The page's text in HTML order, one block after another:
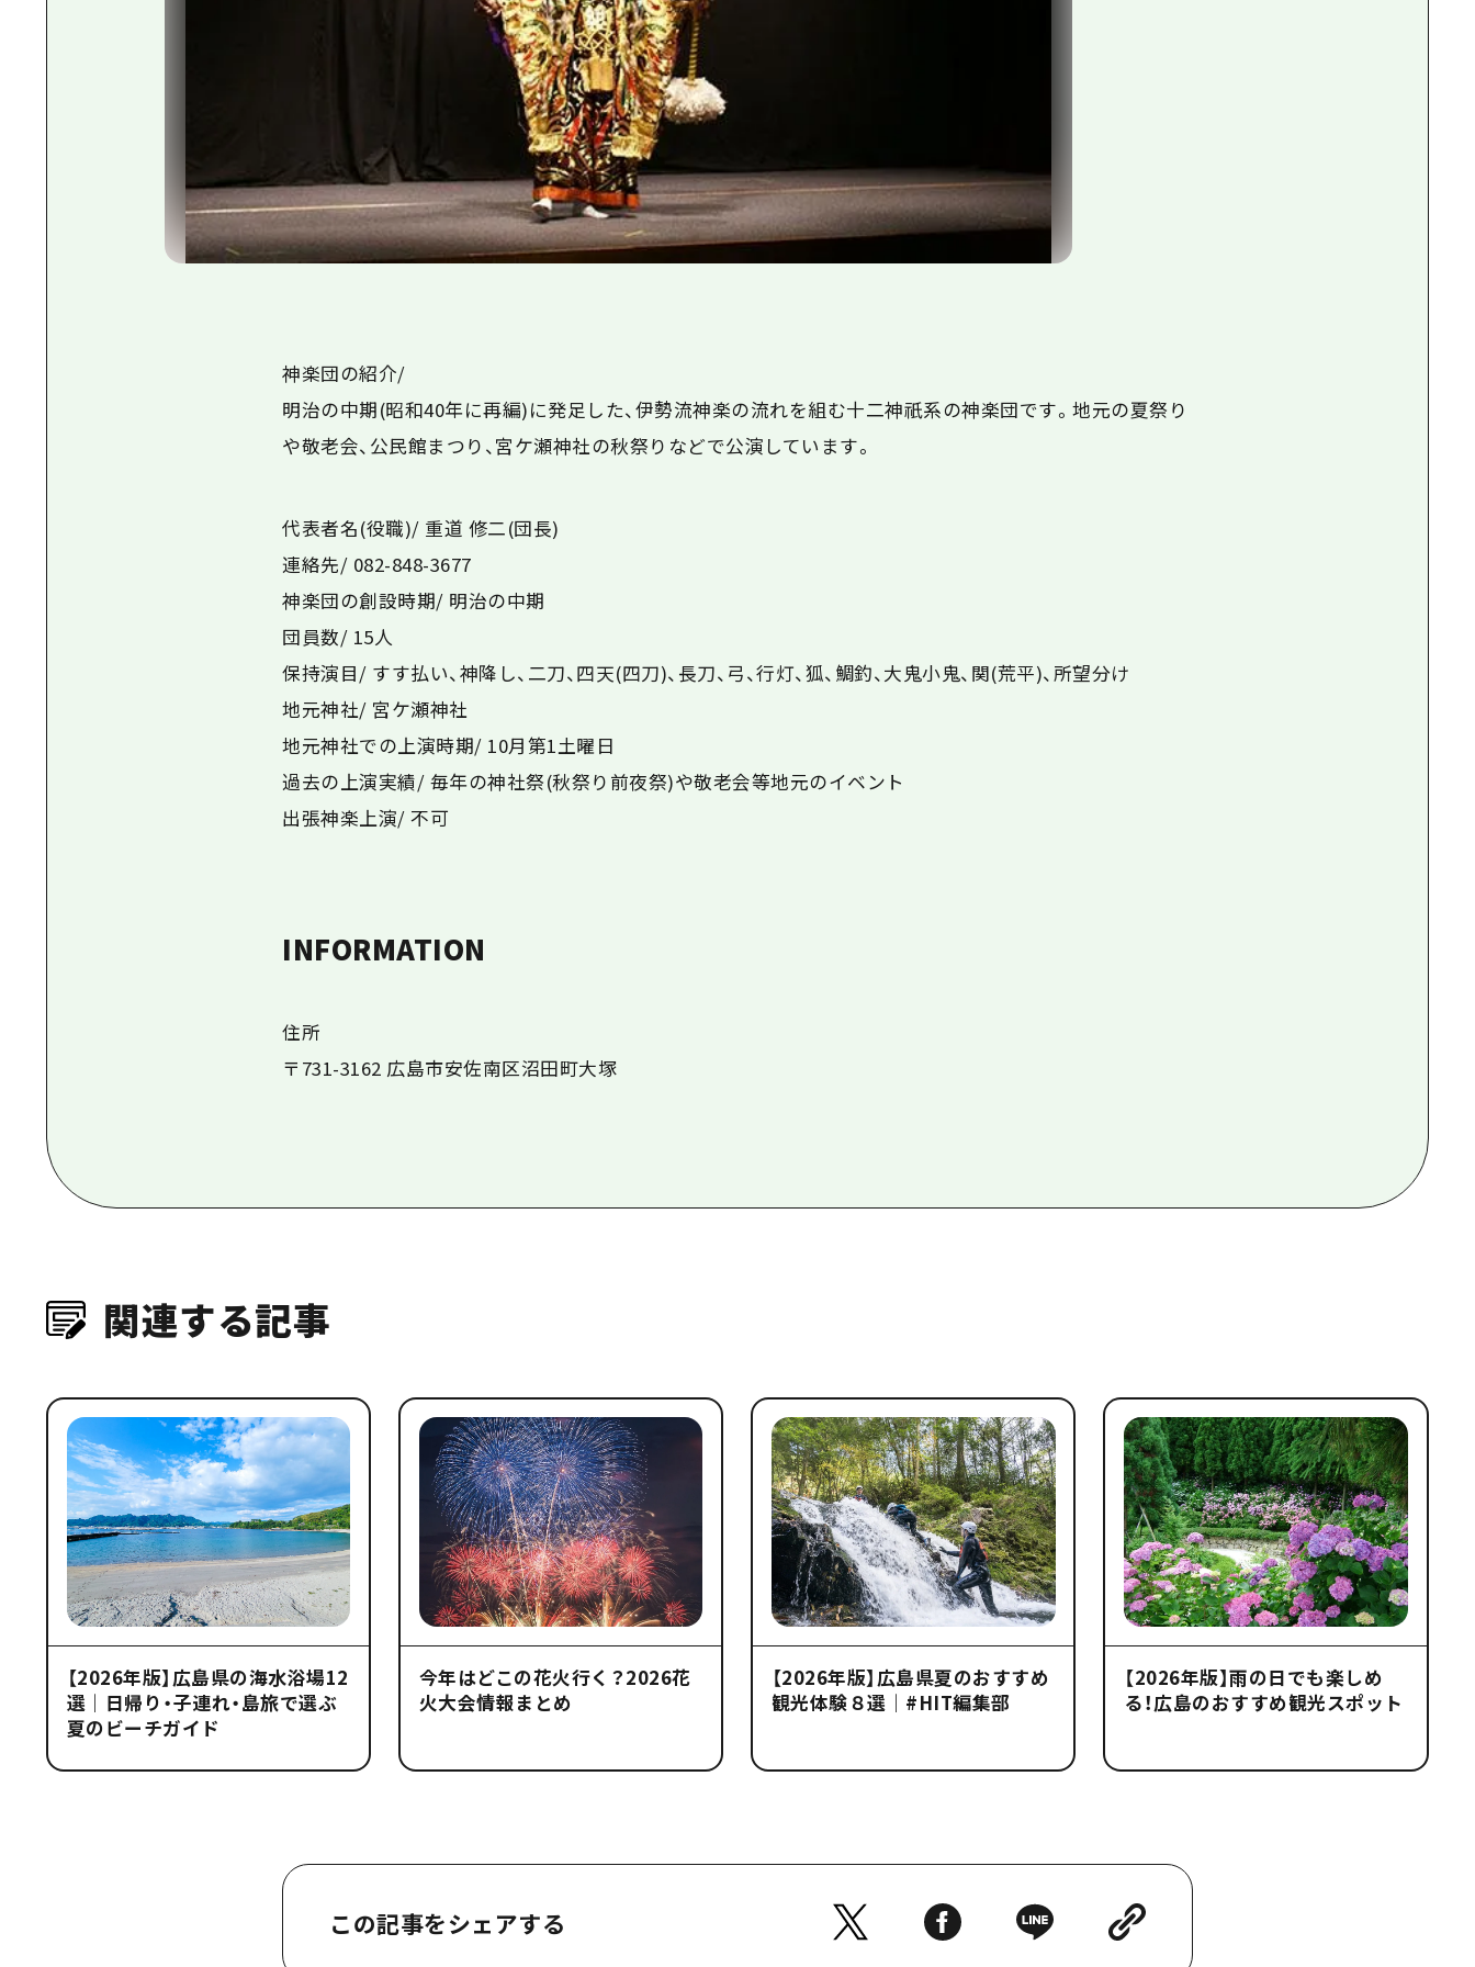
神楽団の紹介/
明治の中期(昭和40年に再編)に発足した、伊勢流神楽の流れを組む十二神祇系の神楽団です。地元の夏祭り
や敬老会、公民館まつり、宮ケ瀬神社の秋祭りなどで公演しています。
代表者名(役職)/ 重道 修二(団長)
連絡先/ 082-848-3677
神楽団の創設時期/ 明治の中期
団員数/ 15人
保持演目/ すす払い、神降し、二刀、四天(四刀)、長刀、弓、行灯、狐、鯛釣、大鬼小鬼、関(荒平)、所望分け
地元神社/ 宮ケ瀬神社
地元神社での上演時期/ 10月第1土曜日
過去の上演実績/ 毎年の神社祭(秋祭り前夜祭)や敬老会等地元のイベント
出張神楽上演/ 不可
INFORMATION
住所
〒731-3162 広島市安佐南区沼田町大塚
関連する記事
【2026年版】広島県の海水浴場12
選｜日帰り・子連れ・島旅で選ぶ
夏のビーチガイド
今年はどこの花火行く？2026花
火大会情報まとめ
【2026年版】広島県夏のおすすめ
観光体験８選｜#HIT編集部
【2026年版】雨の日でも楽しめ
る！広島のおすすめ観光スポット
この記事をシェアする